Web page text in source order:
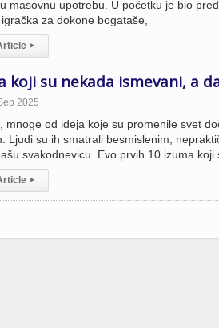
masovnu upotrebu. U početku je bio
za dokone bogataše,
▸
koji su nekada ismevani, a
2025
mnoge od ideja koje su promenile svet
Ljudi su ih smatrali besmislenim,
svakodnevicu. Evo prvih 10 izuma koji
▸